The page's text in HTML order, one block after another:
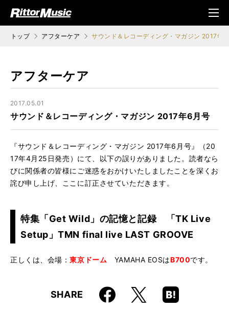
ジック (Rittor Musi
メニ
ュ
トップ アフターケア サウンド＆レコーディング・マガジン 2017年6
アフターケア
2017.05.01
サウンド＆レコーディング・マガジン 2017年6月号
『サウンド＆レコーディング・マガジン 2017年6月号』（20
17年4月25日発売）にて、以下の誤りがありました。読者なら
びに関係者の皆様にご迷惑をおかけいたしましたことを深くお
詫び申し上げ、ここに訂正させていただきます。
特集「Get Wild」の記憶と記録 「TK Live
Setup」TMN final live LAST GROOVE
正しくは、会場：東京ドーム YAMAHA EOSはB700です。
SHARE Faceboo
k
X
Hatena
Boo